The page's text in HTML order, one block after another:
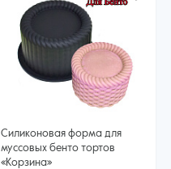
Силиконовая форма для
муссовых бенто тортов
«Корзина»